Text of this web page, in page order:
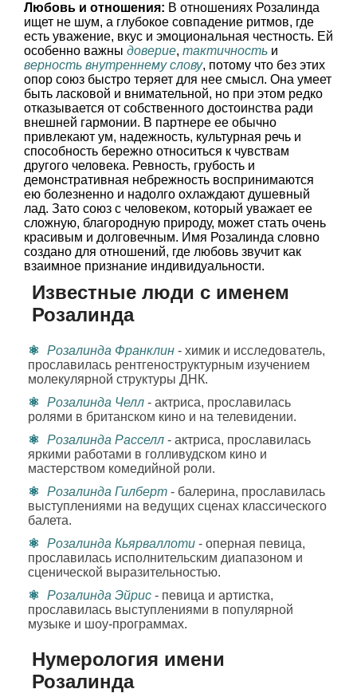
Любовь и отношения: В отношениях Розалинда
ищет не шум, а глубокое совпадение ритмов, где
есть уважение, вкус и эмоциональная честность. Ей
особенно важны доверие, тактичность и
верность внутреннему слову, потому что без этих
опор союз быстро теряет для нее смысл. Она умеет
быть ласковой и внимательной, но при этом редко
отказывается от собственного достоинства ради
внешней гармонии. В партнере ее обычно
привлекают ум, надежность, культурная речь и
способность бережно относиться к чувствам
другого человека. Ревность, грубость и
демонстративная небрежность воспринимаются
ею болезненно и надолго охлаждают душевный
лад. Зато союз с человеком, который уважает ее
сложную, благородную природу, может стать очень
красивым и долговечным. Имя Розалинда словно
создано для отношений, где любовь звучит как
взаимное признание индивидуальности.
Известные люди с именем
Розалинда
Розалинда Франклин - химик и исследователь,
прославилась рентгеноструктурным изучением
молекулярной структуры ДНК.
Розалинда Челл - актриса, прославилась
ролями в британском кино и на телевидении.
Розалинда Расселл - актриса, прославилась
яркими работами в голливудском кино и
мастерством комедийной роли.
Розалинда Гилберт - балерина, прославилась
выступлениями на ведущих сценах классического
балета.
Розалинда Кьярваллоти - оперная певица,
прославилась исполнительским диапазоном и
сценической выразительностью.
Розалинда Эйрис - певица и артистка,
прославилась выступлениями в популярной
музыке и шоу-программах.
Нумерология имени
Розалинда